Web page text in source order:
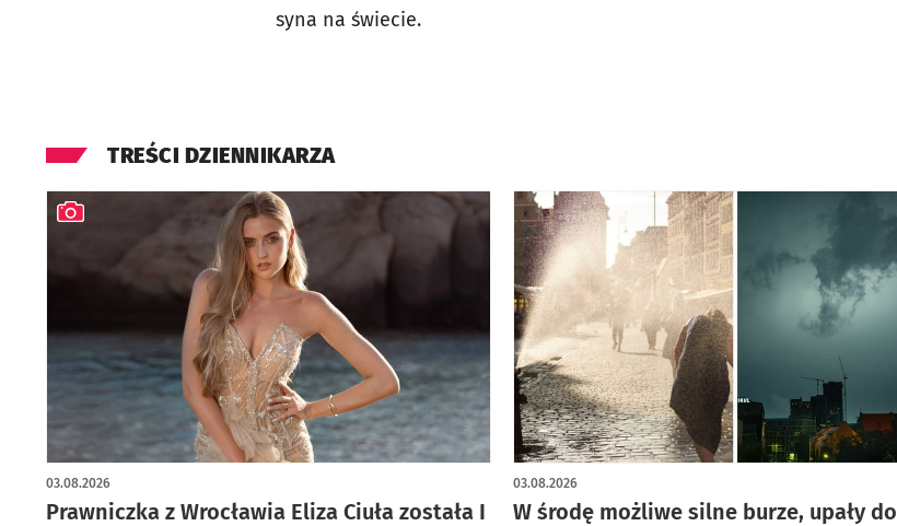
syna na świecie.
TREŚCI DZIENNIKARZA
Prawniczka z Wrocławia Eliza Ciuła została I
03.08.2026
artykuł z galerią zdjęć
W środę możliwe silne burze, upały do
03.08.2026